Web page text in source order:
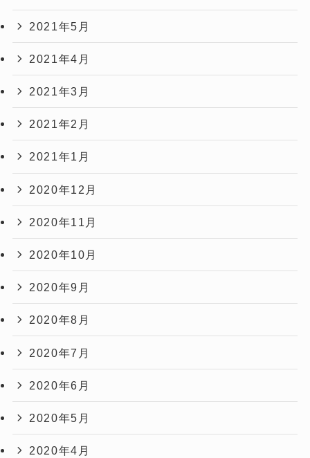
2021年5月
2021年4月
2021年3月
2021年2月
2021年1月
2020年12月
2020年11月
2020年10月
2020年9月
2020年8月
2020年7月
2020年6月
2020年5月
2020年4月